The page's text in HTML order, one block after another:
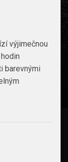
výjimečnou
barevnými